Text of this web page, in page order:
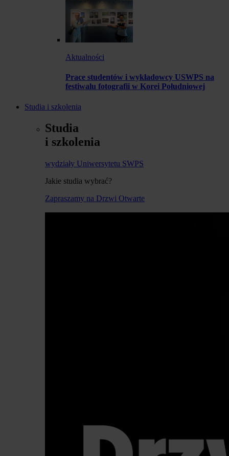
Aktualności
Prace studentów i wykładowcy USWPS na
festiwalu fotografii w Korei Południowej
Studia i szkolenia
Studia
i szkolenia
wydziały Uniwersytetu SWPS
Jakie studia wybrać?
Zapraszamy na Drzwi Otwarte